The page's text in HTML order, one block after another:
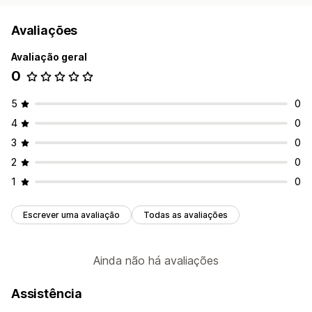
Avaliações
Avaliação geral
0
5
0
4
0
3
0
2
0
1
0
Escrever uma avaliação Todas as avaliações
Ainda não há avaliações
Assistência